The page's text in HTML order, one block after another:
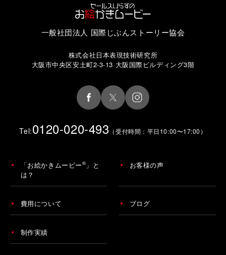
一般社団法人 国際じぶんストーリー協会
株式会社日本表現技術研究所
大阪市中央区安土町2-3-13 大阪国際ビルディング3階
Tel:0120-020-493 （受付時間：平日10:00〜17:00）
「お絵かきムービー® 」と
は？
お客様の声
費用について ブログ
制作実績